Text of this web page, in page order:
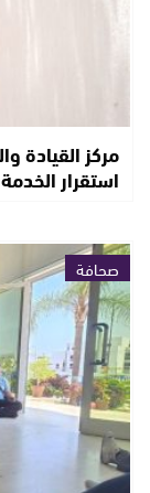
مركز القيادة
استقرار الخدمة
صحافة